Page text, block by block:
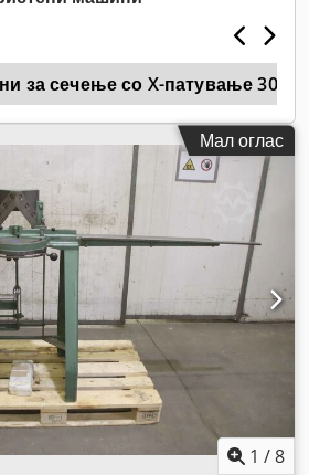
за сечење со X-патување
Мал оглас
1 /8